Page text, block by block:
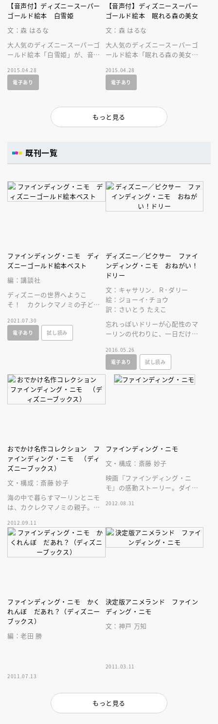
【音声付】ディズニースーパー
ゴールド絵本 白雪姫
文：森 はるな
大人気のディズニースーパーゴ
ールド絵本「白雪姫」が、音声
2015.04.28
電子あり
【音声付】ディズニースーパー
ゴールド絵本 眠れる森の美女
文：森 はるな
大人気のディズニースーパーゴ
ールド絵本「眠れる森の美女」
て登場です！不朽の名作を親子
で楽しもう！
2015.04.28
電子あり
もっと見る
既刊一覧
ファインディング・ニモ ディ
ズニーゴールド絵本ベスト
編：講談社
ディズニーの世界へようこ
そ！ カクレクマノミの子ど
の愛の物語。子どもとの大切な
時間に。
2021.07.30
電子あり
試し読み
ディズニー／ピクサー ファイ
ンディング・ニモ おねがい！
ドリー
文：キャサリン．Ｒ･ダリー
絵：ジョーイ･チョウ
訳：さいとう たえこ
忘れっぽいドリーが心配性のマ
ーリンの代わりに、一日だけニ
たしてドリーはぶじ子守りがで
きるのか？！
2016.05.26
電子あり
試し読み
おでかけ名作コレクション フ
ァインディング・ニモ （ディ
ズニーブックス）
文・構成：斎藤 妙子
海の中で暮らすマーリンとニモ
は、カクレクマノミの親子。あ
ればなれに……。父と子の感動
物語。
2012.09.11
ファインディング・ニモ
文・構成：斎藤 妙子
映画『ファインディング・ニ
モ』の感動ストーリー。ダイバ
るため父親マーリンは決死の捜
2012.08.31
ファインディング・ニモ かく
れんぼ だあれ？（ディズニー
ブックス）
編：老田 勝
2011.07.13
決定版アニメランド ファイン
ディング・ニモ
文：神戸 万知
2011.03.11
もっと見る